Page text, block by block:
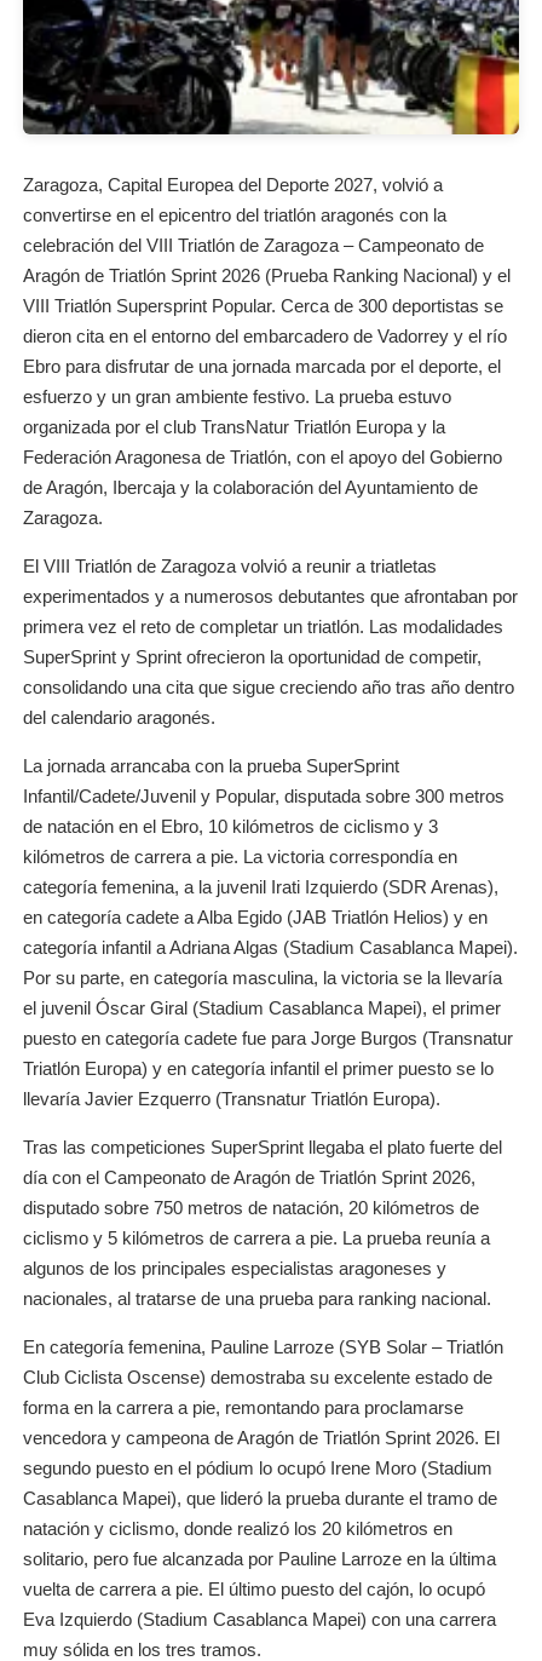
Zaragoza, Capital Europea del Deporte 2027, volvió a
convertirse en el epicentro del triatlón aragonés con la
celebración del VIII Triatlón de Zaragoza – Campeonato de
Aragón de Triatlón Sprint 2026 (Prueba Ranking Nacional) y el
VIII Triatlón Supersprint Popular. Cerca de 300 deportistas se
dieron cita en el entorno del embarcadero de Vadorrey y el río
Ebro para disfrutar de una jornada marcada por el deporte, el
esfuerzo y un gran ambiente festivo. La prueba estuvo
organizada por el club TransNatur Triatlón Europa y la
Federación Aragonesa de Triatlón, con el apoyo del Gobierno
de Aragón, Ibercaja y la colaboración del Ayuntamiento de
Zaragoza.
El VIII Triatlón de Zaragoza volvió a reunir a triatletas
experimentados y a numerosos debutantes que afrontaban por
primera vez el reto de completar un triatlón. Las modalidades
SuperSprint y Sprint ofrecieron la oportunidad de competir,
consolidando una cita que sigue creciendo año tras año dentro
del calendario aragonés.
La jornada arrancaba con la prueba SuperSprint
Infantil/Cadete/Juvenil y Popular, disputada sobre 300 metros
de natación en el Ebro, 10 kilómetros de ciclismo y 3
kilómetros de carrera a pie. La victoria correspondía en
categoría femenina, a la juvenil Irati Izquierdo (SDR Arenas),
en categoría cadete a Alba Egido (JAB Triatlón Helios) y en
categoría infantil a Adriana Algas (Stadium Casablanca Mapei).
Por su parte, en categoría masculina, la victoria se la llevaría
el juvenil Óscar Giral (Stadium Casablanca Mapei), el primer
puesto en categoría cadete fue para Jorge Burgos (Transnatur
Triatlón Europa) y en categoría infantil el primer puesto se lo
llevaría Javier Ezquerro (Transnatur Triatlón Europa).
Tras las competiciones SuperSprint llegaba el plato fuerte del
día con el Campeonato de Aragón de Triatlón Sprint 2026,
disputado sobre 750 metros de natación, 20 kilómetros de
ciclismo y 5 kilómetros de carrera a pie. La prueba reunía a
algunos de los principales especialistas aragoneses y
nacionales, al tratarse de una prueba para ranking nacional.
En categoría femenina, Pauline Larroze (SYB Solar – Triatlón
Club Ciclista Oscense) demostraba su excelente estado de
forma en la carrera a pie, remontando para proclamarse
vencedora y campeona de Aragón de Triatlón Sprint 2026. El
segundo puesto en el pódium lo ocupó Irene Moro (Stadium
Casablanca Mapei), que lideró la prueba durante el tramo de
natación y ciclismo, donde realizó los 20 kilómetros en
solitario, pero fue alcanzada por Pauline Larroze en la última
vuelta de carrera a pie. El último puesto del cajón, lo ocupó
Eva Izquierdo (Stadium Casablanca Mapei) con una carrera
muy sólida en los tres tramos.